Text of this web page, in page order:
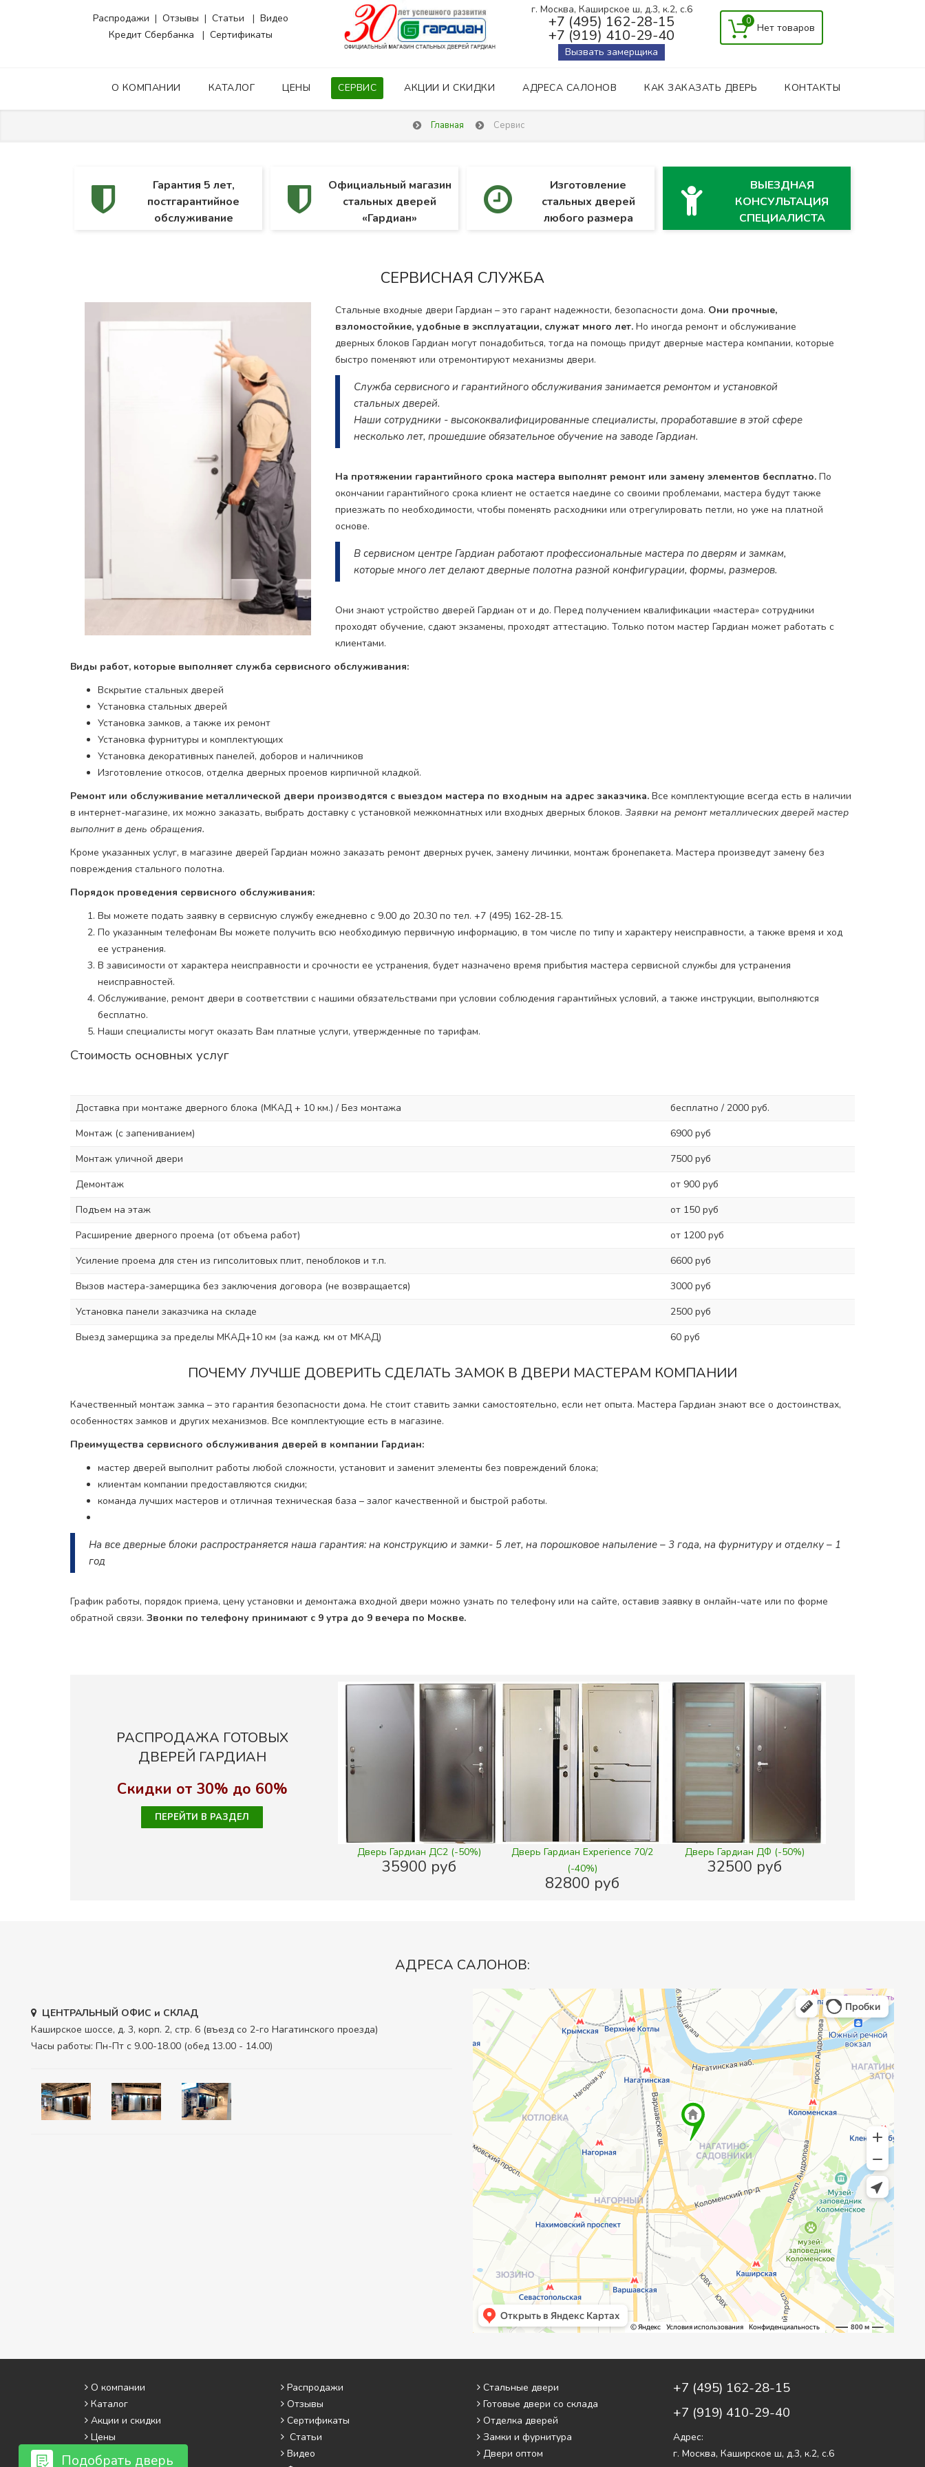
Распродажи | Отзывы | Статьи | Видео
Кредит Сбербанка | Сертификаты
Подобрать дверь
г. Москва, Каширское ш, д.3, к.2, с.6
+7 (495) 162-28-15
+7 (919) 410-29-40
Вызвать замерщика
0
О КОМПАНИИ КАТАЛОГ ЦЕНЫ СЕРВИС АКЦИИ И СКИДКИ АДРЕСА САЛОНОВ КАК ЗАКАЗАТЬ ДВЕРЬ КОНТАКТЫ
Главная Сервис
Гарантия 5 лет,
постгарантийное
обслуживание
Официальный магазин
стальных дверей
«Гардиан»
Изготовление
стальных дверей
любого размера
ВЫЕЗДНАЯ
КОНСУЛЬТАЦИЯ
СПЕЦИАЛИСТА
СЕРВИСНАЯ СЛУЖБА
Стальные входные двери Гардиан – это гарант надежности, безопасности дома. Они прочные,
взломостойкие, удобные в эксплуатации, служат много лет. Но иногда ремонт и обслуживание
дверных блоков Гардиан могут понадобиться, тогда на помощь придут дверные мастера компании, которые
быстро поменяют или отремонтируют механизмы двери.
Служба сервисного и гарантийного обслуживания занимается ремонтом и установкой
стальных дверей.
Наши сотрудники - высококвалифицированные специалисты, проработавшие в этой сфере
несколько лет, прошедшие обязательное обучение на заводе Гардиан.
На протяжении гарантийного срока мастера выполнят ремонт или замену элементов бесплатно. По
окончании гарантийного срока клиент не остается наедине со своими проблемами, мастера будут также
приезжать по необходимости, чтобы поменять расходники или отрегулировать петли, но уже на платной
основе.
В сервисном центре Гардиан работают профессиональные мастера по дверям и замкам,
которые много лет делают дверные полотна разной конфигурации, формы, размеров.
Они знают устройство дверей Гардиан от и до. Перед получением квалификации «мастера» сотрудники
проходят обучение, сдают экзамены, проходят аттестацию. Только потом мастер Гардиан может работать с
клиентами.
Виды работ, которые выполняет служба сервисного обслуживания:
Вскрытие стальных дверей
Установка стальных дверей
Установка замков, а также их ремонт
Установка фурнитуры и комплектующих
Установка декоративных панелей, доборов и наличников
Изготовление откосов, отделка дверных проемов кирпичной кладкой.
Ремонт или обслуживание металлической двери производятся с выездом мастера по входным на адрес заказчика. Все комплектующие всегда есть в наличии
в интернет-магазине, их можно заказать, выбрать доставку с установкой межкомнатных или входных дверных блоков. Заявки на ремонт металлических дверей мастер
выполнит в день обращения.
Кроме указанных услуг, в магазине дверей Гардиан можно заказать ремонт дверных ручек, замену личинки, монтаж бронепакета. Мастера произведут замену без
повреждения стального полотна.
Порядок проведения сервисного обслуживания:
Вы можете подать заявку в сервисную службу ежедневно с 9.00 до 20.30 по тел. +7 (495) 162-28-15.
По указанным телефонам Вы можете получить всю необходимую первичную информацию, в том числе по типу и характеру неисправности, а также время и ход
ее устранения.
В зависимости от характера неисправности и срочности ее устранения, будет назначено время прибытия мастера сервисной службы для устранения
неисправностей.
Обслуживание, ремонт двери в соответствии с нашими обязательствами при условии соблюдения гарантийных условий, а также инструкции, выполняются
бесплатно.
Наши специалисты могут оказать Вам платные услуги, утвержденные по тарифам.
Стоимость основных услуг
Доставка при монтаже дверного блока (МКАД + 10 км.) / Без монтажа
бесплатно / 2000 руб.
Монтаж (с запениванием)
6900 руб
Монтаж уличной двери
7500 руб
Демонтаж
от 900 руб
Подъем на этаж
от 150 руб
Расширение дверного проема (от объема работ)
от 1200 руб
Усиление проема для стен из гипсолитовых плит, пеноблоков и т.п.
6600 руб
Вызов мастера-замерщика без заключения договора (не возвращается)
3000 руб
Установка панели заказчика на складе
2500 руб
Выезд замерщика за пределы МКАД+10 км (за кажд. км от МКАД)
60 руб
ПОЧЕМУ ЛУЧШЕ ДОВЕРИТЬ СДЕЛАТЬ ЗАМОК В ДВЕРИ МАСТЕРАМ КОМПАНИИ
Качественный монтаж замка – это гарантия безопасности дома. Не стоит ставить замки самостоятельно, если нет опыта. Мастера Гардиан знают все о достоинствах,
особенностях замков и других механизмов. Все комплектующие есть в магазине.
Преимущества сервисного обслуживания дверей в компании Гардиан:
мастер дверей выполнит работы любой сложности, установит и заменит элементы без повреждений блока;
клиентам компании предоставляются скидки;
команда лучших мастеров и отличная техническая база – залог качественной и быстрой работы.
На все дверные блоки распространяется наша гарантия: на конструкцию и замки- 5 лет, на порошковое напыление – 3 года, на фурнитуру и отделку – 1
год
График работы, порядок приема, цену установки и демонтажа входной двери можно узнать по телефону или на сайте, оставив заявку в онлайн-чате или по форме
обратной связи. Звонки по телефону принимают с 9 утра до 9 вечера по Москве.
РАСПРОДАЖА ГОТОВЫХ
ДВЕРЕЙ ГАРДИАН
Скидки от 30% до 60%
ПЕРЕЙТИ В РАЗДЕЛ
Дверь Гардиан ДС2 (-50%)
35900 руб
Дверь Гардиан Experience 70/2
(-40%)
82800 руб
Дверь Гардиан ДФ (-50%)
32500 руб
АДРЕСА САЛОНОВ:
ЦЕНТРАЛЬНЫЙ ОФИС и СКЛАД
Каширское шоссе, д. 3, корп. 2, стр. 6 (въезд со 2-го Нагатинского проезда)
Часы работы: Пн-Пт с 9.00-18.00 (обед 13.00 - 14.00)
О компании
Каталог
Акции и скидки
Цены
Сервис
Распродажи
Отзывы
Сертификаты
Статьи
Видео
Стальные двери
Готовые двери со склада
Отделка дверей
Замки и фурнитура
Двери оптом
+7 (495) 162-28-15
+7 (919) 410-29-40
Адрес:
г. Москва, Каширское ш, д.3, к.2, с.6